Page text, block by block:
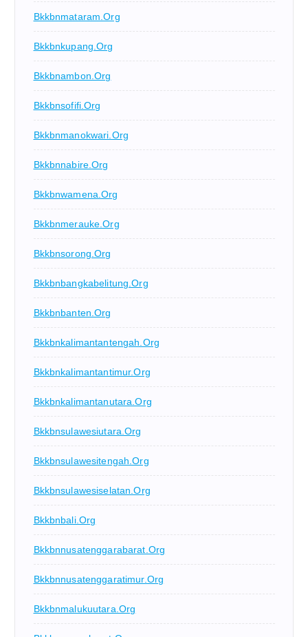
Bkkbnmataram.org
Bkkbnkupang.org
Bkkbnambon.org
Bkkbnsofifi.org
Bkkbnmanokwari.org
Bkkbnnabire.org
Bkkbnwamena.org
Bkkbnmerauke.org
Bkkbnsorong.org
Bkkbnbangkabelitung.org
Bkkbnbanten.org
Bkkbnkalimantantengah.org
Bkkbnkalimantantimur.org
Bkkbnkalimantanutara.org
Bkkbnsulawesiutara.org
Bkkbnsulawesitengah.org
Bkkbnsulawesiselatan.org
Bkkbnbali.org
Bkkbnnusatenggarabarat.org
Bkkbnnusatenggaratimur.org
Bkkbnmalukuutara.org